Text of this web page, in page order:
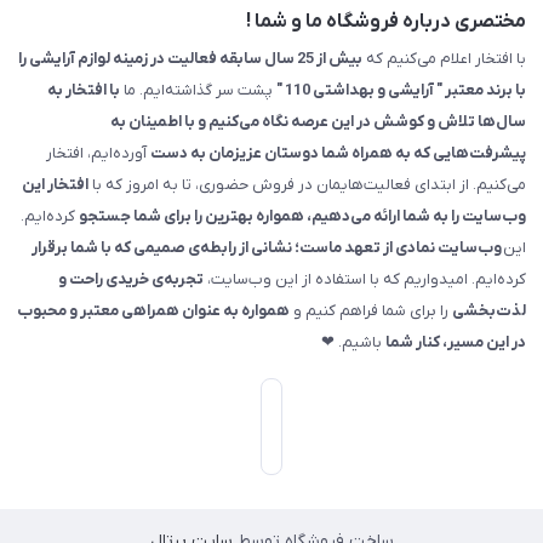
مختصری درباره فروشگاه ما و شما !
با افتخار اعلام می‌کنیم که
بیش از 25 سال سابقه فعالیت در زمینه لوازم آرایشی را
با برند معتبر " آرایشی و بهداشتی 110 "
پشت سر گذاشته‌ایم. ما با افتخار به
سال‌ها تلاش و کوشش در این عرصه نگاه می‌کنیم و با اطمینان به
پیشرفت‌هایی که به همراه شما دوستان عزیزمان به دستآورده‌ایم، افتخار
می‌کنیم. از ابتدای فعالیت‌هایمان در فروش حضوری، تا به امروز که با افتخار این
وب‌سایت را به شما ارائه می‌دهیم، همواره بهترین را برای شما جستجو کرده‌ایم.
اینوب‌سایت نمادی از تعهد ماست؛ نشانی از رابطه‌ی صمیمی که با شما برقرار
کرده‌ایم. امیدواریم که با استفاده از این وب‌سایت، تجربه‌ی خریدی راحت و
لذت‌بخشی را برای شما فراهم کنیم و همواره به عنوان همراهی معتبر و محبوب
در این مسیر، کنار شما باشیم. ❤